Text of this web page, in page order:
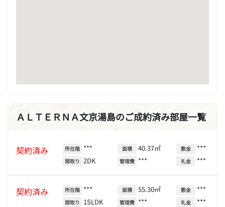
ＡＬＴＥＲＮＡ文京湯島のご成約済み部屋一覧
契約済み 所在階 ***
間取り 2DK
面積 40.37㎡
管理費 ***
敷金 ***
礼金 ***
契約済み 所在階 ***
間取り 1SLDK
面積 55.30㎡
管理費 ***
敷金 ***
礼金 ***